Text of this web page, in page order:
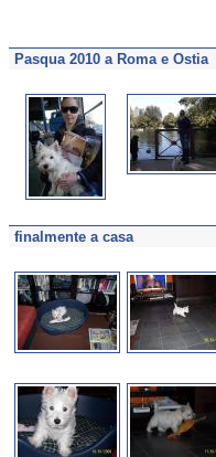
Pasqua 2010 a Roma e Ostia
finalmente a casa